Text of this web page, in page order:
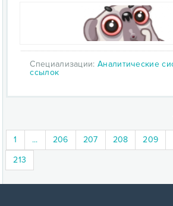
Специализации: Аналитические
ссылок
1 ... 206 207 208 209
213